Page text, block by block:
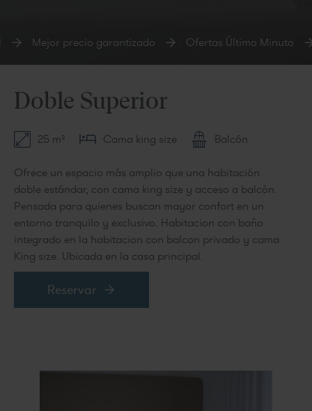
Mejor precio garantizado Ofertas Último Minuto
Doble Superior
25 m² Cama king size Balcón
Ofrece un espacio más amplio que una habitación
doble estándar, con cama king size y acceso a balcón.
Pensada para quienes buscan mayor confort en un
entorno tranquilo y exclusivo. Habitacion con baño
integrado en la habitacion con balcon privado y cama
King size. Ubicada en la casa principal.
Reservar